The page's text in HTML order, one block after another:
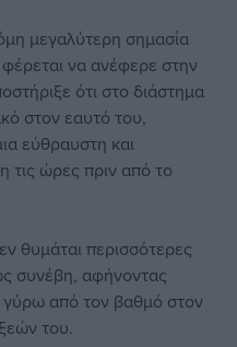
μεγαλύτερη σημασία
να ανέφερε στην
ότι στο διάστημα
στον εαυτό του,
εύθραυστη και
τις ώρες πριν από το
θυμάται περισσότερες
συνέβη, αφήνοντας
γύρω από τον βαθμό στον
του.